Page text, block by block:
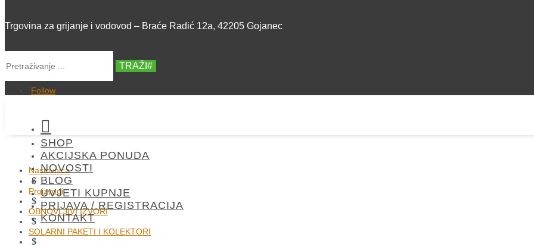
Trgovina za grijanje i vodovod – Braće Radić 12a, 42205 Gojanec
TRAŽI
Follow

SHOP
AKCIJSKA PONUDA
NOVOSTI
BLOG
UVJETI KUPNJE
PRIJAVA / REGISTRACIJA
KONTAKT
Naslovnica
$
Proizvodi
$
OBNOVLJIVI IZVORI
$
SOLARNI PAKETI I KOLEKTORI
$